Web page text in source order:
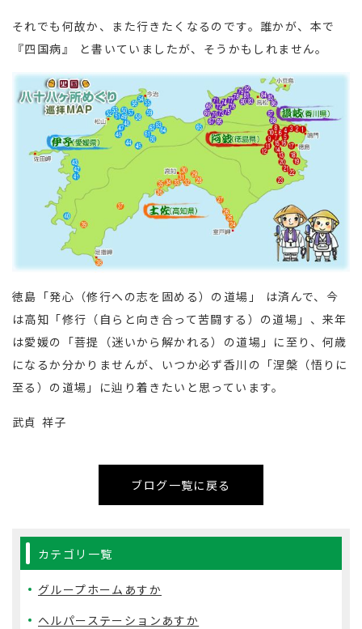
それでも何故か、また行きたくなるのです。誰かが、本で
『四国病』 と書いていましたが、そうかもしれません。
徳島「発心（修行への志を固める）の道場」 は済んで、今
は高知「修行（自らと向き合って苦闘する）の道場」、来年
は愛媛の「菩提（迷いから解かれる）の道場」に至り、何歳
になるか分かりませんが、いつか必ず香川の「涅槃（悟りに
至る）の道場」に辿り着きたいと思っています。
武貞 祥子
ブログ一覧に戻る
カテゴリ一覧
グループホームあすか
ヘルパーステーションあすか